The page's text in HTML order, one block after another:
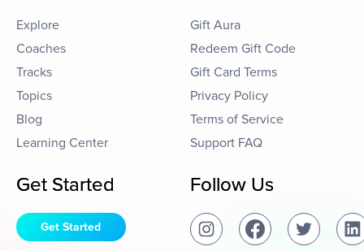
Explore
Coaches
Tracks
Topics
Blog
Learning Center
Gift Aura
Redeem Gift Code
Gift Card Terms
Privacy Policy
Terms of Service
Support FAQ
Get Started
Get Started
Follow Us